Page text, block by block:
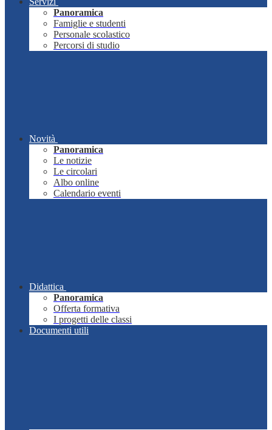
Panoramica
Famiglie e studenti
Personale scolastico
Percorsi di studio
Novità
Panoramica
Le notizie
Le circolari
Albo online
Calendario eventi
Didattica
Panoramica
Offerta formativa
I progetti delle classi
Documenti utili